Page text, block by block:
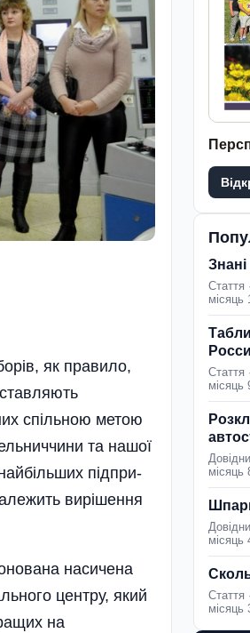
як правило,
спільною метою
та нашої
підпри­
вирішення
насичена
центру, який
на
Стаття
місяць
Стаття
місяць
місяць
місяць
Стаття
місяць